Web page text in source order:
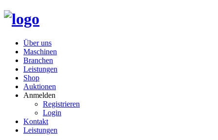
Über uns
Maschinen
Branchen
Leistungen
Shop
Auktionen
Anmelden
Registrieren
Login
Kontakt
Leistungen